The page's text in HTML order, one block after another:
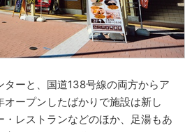
ーと、国道138号線の両方からア
ープンしたばかりで施設は新し
・レストランなどのほか、足湯もあ